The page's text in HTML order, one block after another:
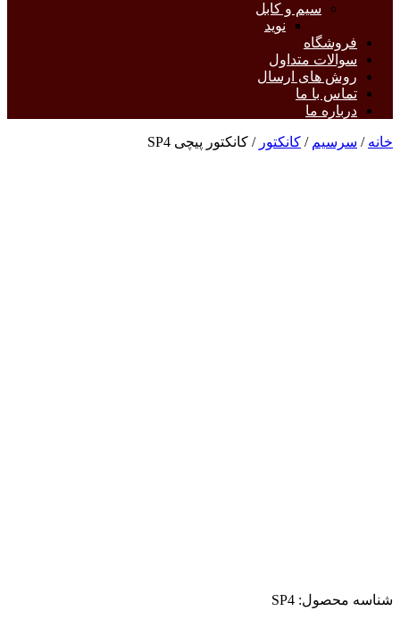
سیم و کابل
نوید
فروشگاه
سوالات متداول
روش های ارسال
تماس با ما
درباره ما
خانه / سرسیم / کانکتور / کانکتور پیچی SP4
شناسه محصول: SP4